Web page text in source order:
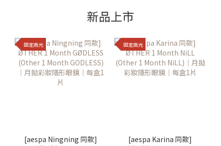
新品上市
固定高光
[aespa Ningning 同款]
固定高光
[aespa Karina 同款]